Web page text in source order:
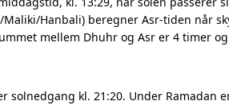
Hanbali) beregner Asr-tiden når
mellem Dhuhr og Asr er 4 timer
solnedgang kl. 21:20. Under Ramadan